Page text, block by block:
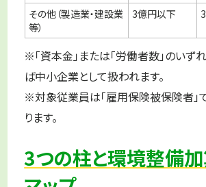
その他（製造業・建設業
等）
3億円以下
※「資本金」または「労働者数」のいず
ば中小企業として扱われます。
※対象従業員は「雇用保険被保険者」
ります。
3つの柱と環境整備